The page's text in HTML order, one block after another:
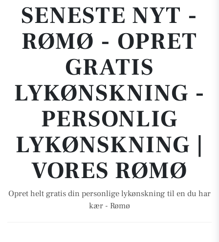
SENESTE NYT -
RØMØ - OPRET
GRATIS
LYKØNSKNING -
PERSONLIG
LYKØNSKNING |
VORES RØMØ
Opret helt gratis din personlige lykønskning til en du har
kær - Rømø